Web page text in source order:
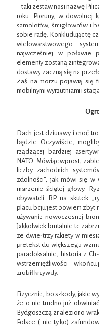
– taki zestaw nosi nazwę
roku. Pioruny, w dowolnej
samolotów, śmigłowców i
sobie radę. Konkludując tę
wielowarstwowego
najwcześniej w połowie
elementy zostaną
dostawy zaczną się na
Zaś na morzu pojawią się
mobilnymi wyrzutniami i
Dach jest dziurawy i choć
będzie. Oczywiście,
rządzącej bardziej
NATO. Mówiąc wprost,
liczby zachodnich
zdolności”, jak mówi się w
marzenie ściętej głowy.
obywateli RP na skutek
placu boju jest bowiem zbyt
używanie nowoczesnej
Jakkolwiek brutalnie to
ze dwie-trzy rakiety w
pretekst do większego
paradoksalnie, historia z
wstrzemięźliwości – w końcu
zrobił krzywdy.
Fizycznie, bo szkody, jakie
że o nie trudno już
Bydgoszczą znaleziono
Polsce (i nie tylko)